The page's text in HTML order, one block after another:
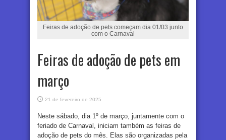
Feiras de adoção de pets começam dia 01/03 junto
com o Carnaval
Feiras de adoção de pets em
março
21 de fevereiro de 2025
Neste sábado, dia 1º de março, juntamente com o
feriado de Carnaval, iniciam também as feiras de
adoção de pets do mês. Elas são organizadas pela